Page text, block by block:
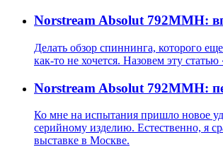
Norstream Absolut 792MMH:
Делать обзор спиннинга, которого
как-то не хочется. Назовем эту
Norstream Absolut 792MMH:
Ко мне на испытания пришло новое
серийному изделию. Естественно, я
выставке в Москве.